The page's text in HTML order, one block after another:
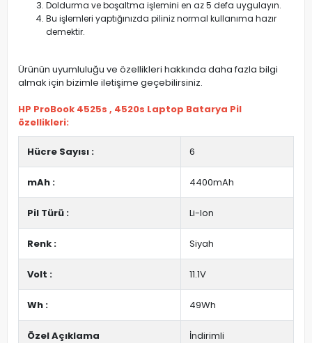
Doldurma ve boşaltma işlemini en az 5 defa uygulayın.
Bu işlemleri yaptığınızda piliniz normal kullanıma hazır
demektir.
Ürünün uyumluluğu ve özellikleri hakkında daha fazla bilgi
almak için bizimle iletişime geçebilirsiniz.
HP ProBook 4525s , 4520s Laptop Batarya Pil
özellikleri:
Hücre Sayısı : 6
mAh : 4400mAh
Pil Türü : Li-Ion
Renk : Siyah
Volt : 11.1V
Wh : 49Wh
Özel Açıklama İndirimli